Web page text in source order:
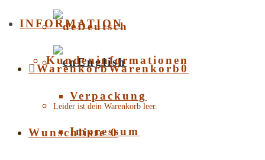
Deutsch
English
INFORMATION
Kundeninformationen
Verpackung
Impressum
WarenkorbWarenkorb0
Leider ist dein Warenkorb leer.
Wunschliste 0